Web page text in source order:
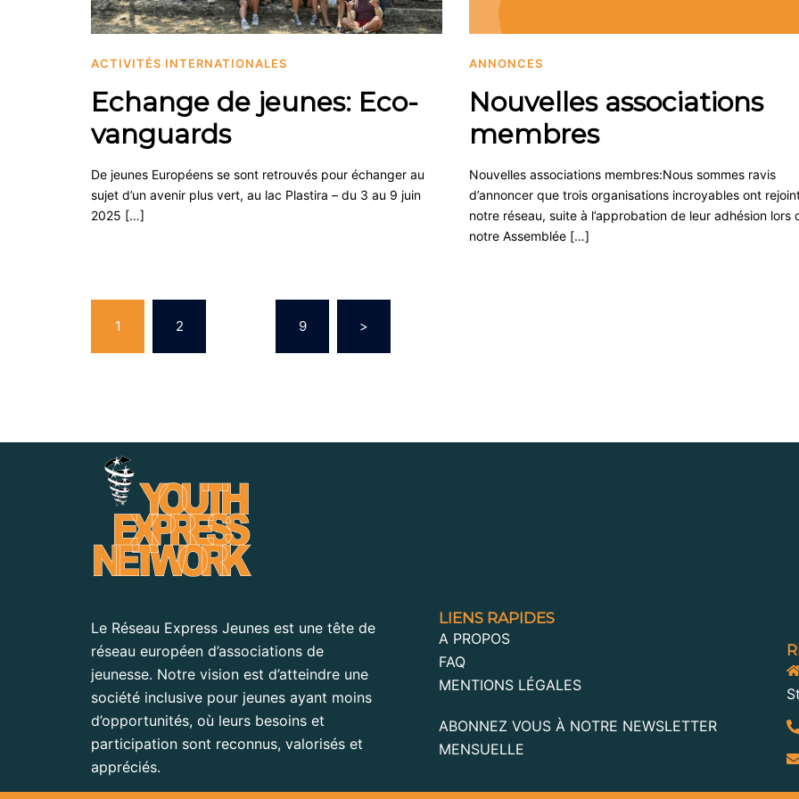
ACTIVITÉS INTERNATIONALES
Echange de jeunes: Eco-
vanguards
De jeunes Européens se sont retrouvés pour échanger au
sujet d’un avenir plus vert, au lac Plastira – du 3 au 9 juin
2025 […]
ANNONCES
Nouvelles associations
membres
Nouvelles associations membres:Nous sommes ravis
d’annoncer que trois organisations incroyables ont
notre réseau, suite à l’approbation de leur adhésion lors
notre Assemblée […]
Pagination
1 2 9 >
Le Réseau Express Jeunes est une tête de
réseau européen d’associations de
jeunesse. Notre vision est d’atteindre une
société inclusive pour jeunes ayant moins
d’opportunités, où leurs besoins et
participation sont reconnus, valorisés et
appréciés.
LIENS RAPIDES
A PROPOS
FAQ
MENTIONS LÉGALES
ABONNEZ VOUS À NOTRE NEWSLETTER
MENSUELLE